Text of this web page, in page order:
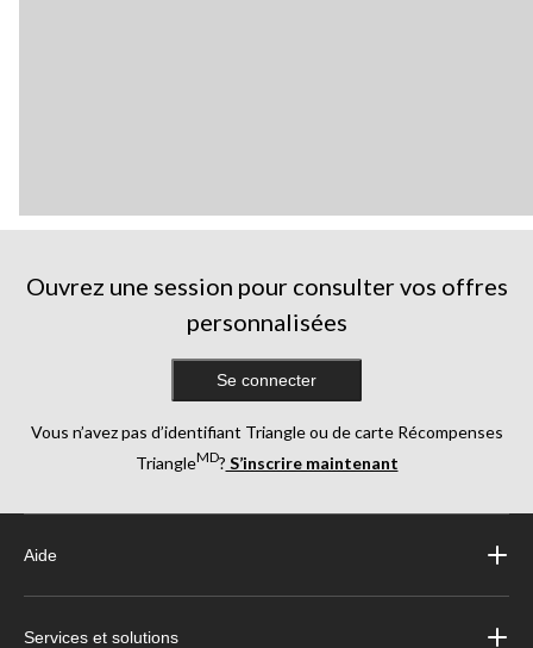
Ouvrez une session pour consulter vos offres
personnalisées
Se connecter
Vous n’avez pas d’identifiant Triangle ou de carte Récompenses
TriangleMD? S’inscrire maintenant
Aide
Services et solutions